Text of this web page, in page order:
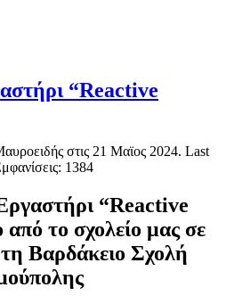
“Reactive
στις 21 Μαϊος 2024. Last
1384
“Reactive
από το σχολείο μας σε
Βαρδάκειο Σχολή